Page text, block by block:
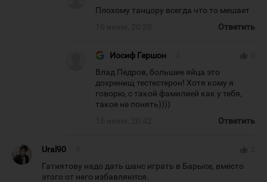
Плохому танцору всегда что то мешает
Ответить
Иосиф Гершон
Влад Педров, большие яйца это
дохренищ тестестерон! Хотя кому я
говорю, с такой фамилией как у тебя,
такое не понять))))
Ответить
Ural90
Гатиятову надо дать шанс играть в Барысе, вместо
этого от него избавляются.